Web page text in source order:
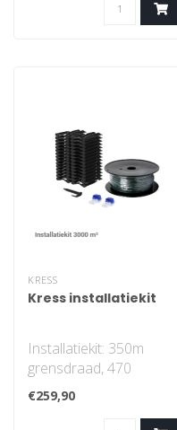
KRESS
Kress installatiekit
Installatiekit: 350m
grensdraad, 470
haringen, 2
connectoren
€259,90